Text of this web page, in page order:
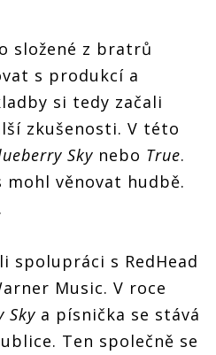
složené z bratrů
s produkcí a
si tedy začali
zkušenosti. V této
Sky nebo True.
mohl věnovat hudbě.
spolupráci s RedHead
Music. V roce
Sky a písnička se stává
Ten společně se